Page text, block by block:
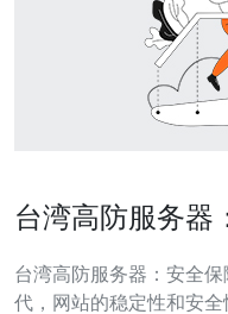
台湾高防服务器
台湾高防服务器：安全保障网站稳定
代，网站的稳定性和安